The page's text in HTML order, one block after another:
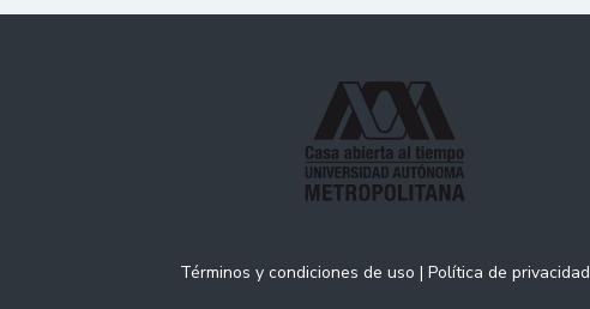
Términos y condiciones de uso | Política de privacidad